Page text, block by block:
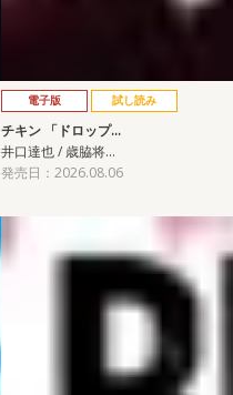
電子版 試し読み
チキン 「ドロップ…
井口達也 / 歳脇将…
発売日：2026.08.06